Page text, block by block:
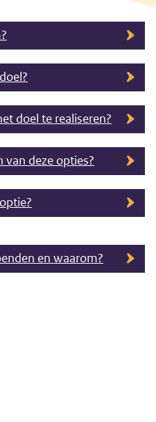
doel te realiseren?
van deze opties?
en waarom?